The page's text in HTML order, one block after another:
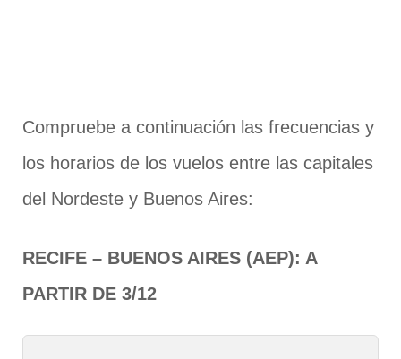
Compruebe a continuación las frecuencias y
los horarios de los vuelos entre las capitales
del Nordeste y Buenos Aires:
RECIFE – BUENOS AIRES (AEP): A
PARTIR DE 3/12